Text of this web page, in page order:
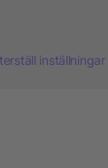
inställningar